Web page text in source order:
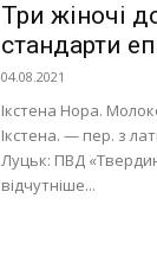
Три жіночі
стандарти
04.08.2021
Ікстена Нора.
Ікстена. — пер. з
Луцьк: ПВД
відчутніше...